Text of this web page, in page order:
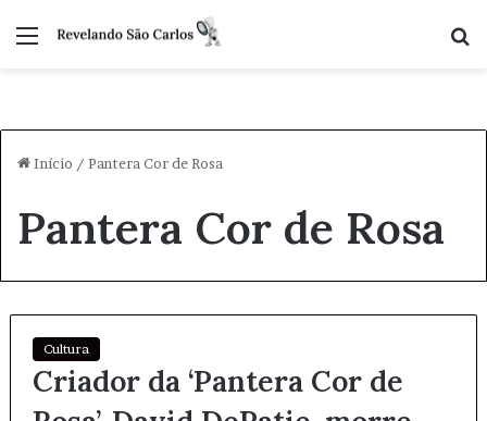
Menu
Início / Pantera Cor de Rosa
Pantera Cor de Rosa
Cultura
Criador da ‘Pantera Cor de